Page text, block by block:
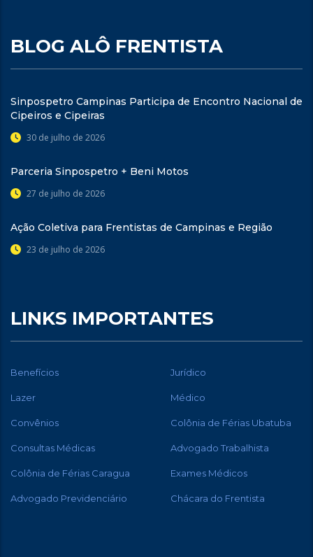
BLOG ALÔ FRENTISTA
Sinpospetro Campinas Participa de Encontro Nacional de
Cipeiros e Cipeiras
30 de julho de 2026
Parceria Sinpospetro + Beni Motos
27 de julho de 2026
Ação Coletiva para Frentistas de Campinas e Região
23 de julho de 2026
LINKS IMPORTANTES
Benefícios Jurídico
Lazer Médico
Convênios Colônia de Férias Ubatuba
Consultas Médicas Advogado Trabalhista
Colônia de Férias Caragua Exames Médicos
Advogado Previdenciário Chácara do Frentista